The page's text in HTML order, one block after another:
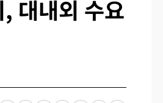
대내외 수요